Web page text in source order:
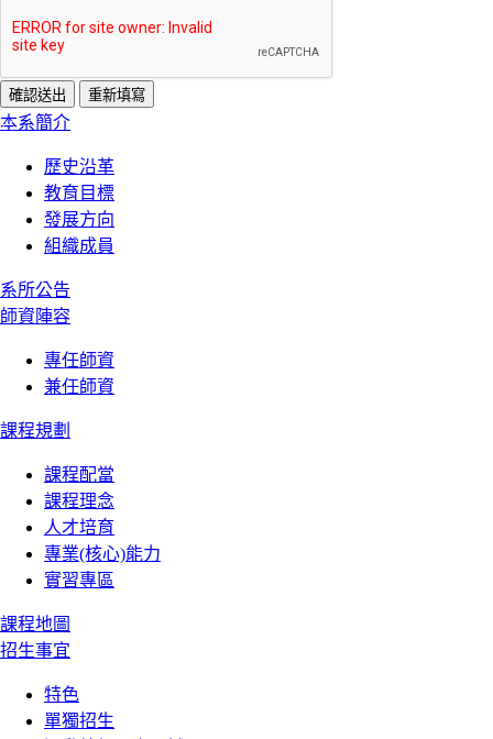
:::
本系簡介
歷史沿革
教育目標
發展方向
組織成員
系所公告
師資陣容
專任師資
兼任師資
課程規劃
課程配當
課程理念
人才培育
專業(核心)能力
實習專區
課程地圖
招生事宜
特色
單獨招生